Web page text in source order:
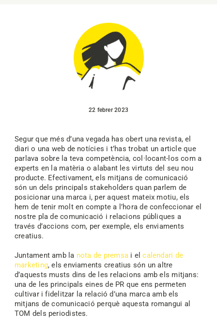
22 febrer 2023
Segur que més d’una vegada has obert una revista, el
diari o una web de notícies i t’has trobat un article que
parlava sobre la teva competència, col·locant-los com a
experts en la matèria o alabant les virtuts del seu nou
producte. Efectivament, els mitjans de comunicació
són un dels principals stakeholders quan parlem de
posicionar una marca i, per aquest mateix motiu, els
hem de tenir molt en compte a l’hora de confeccionar el
nostre pla de comunicació i relacions públiques a
través d’accions com, per exemple, els enviaments
creatius.
Juntament amb la nota de premsai elcalendari de
marketing, els enviaments creatius són un altre
d’aquests musts dins de les relacions amb els mitjans:
una de les principals eines de PR que ens permeten
cultivar i fidelitzar la relació d’una marca amb els
mitjans de comunicació perquè aquesta romangui al
TOM dels periodistes.